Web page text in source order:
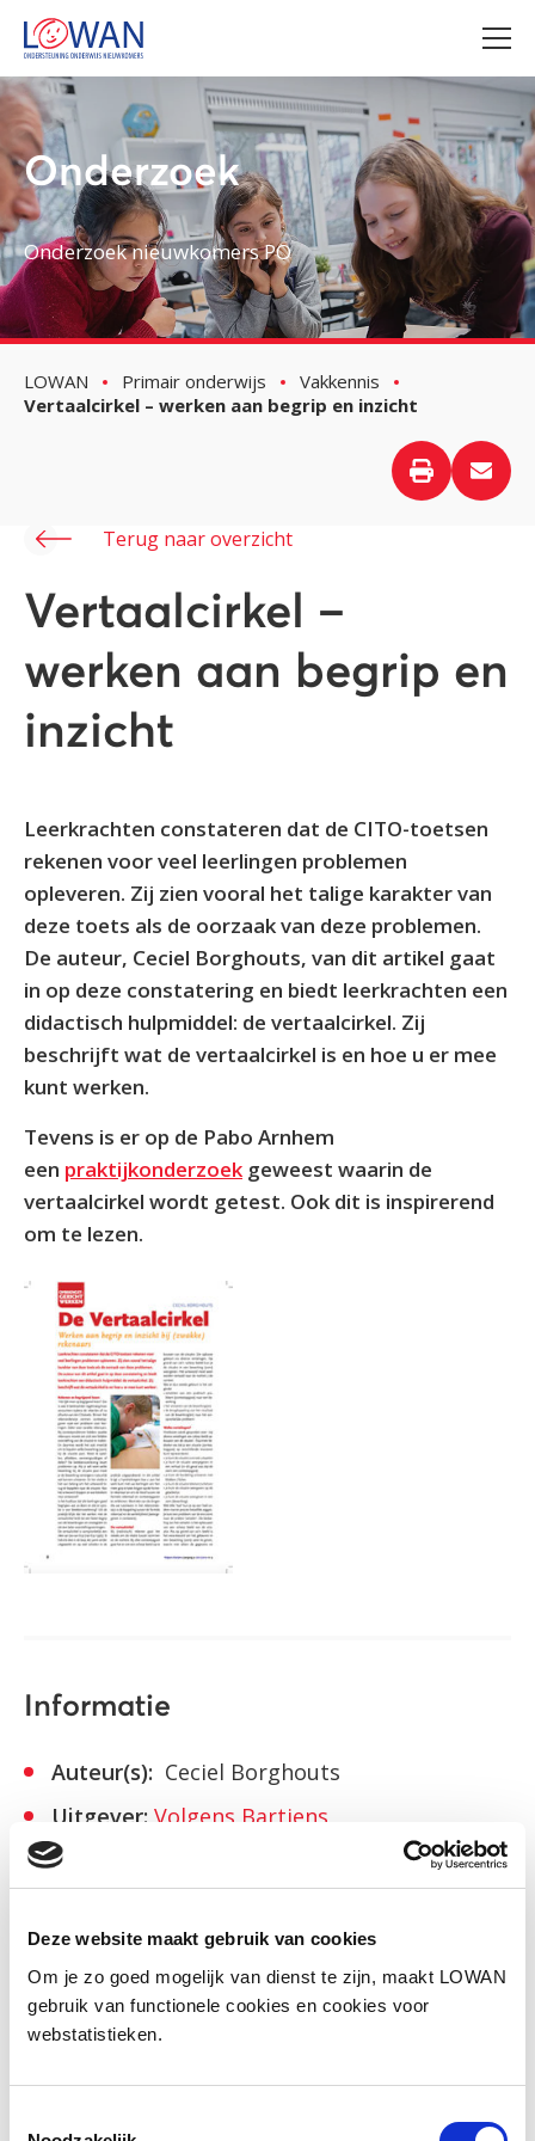
Deze website maakt gebruik van cookies
Om je zo goed mogelijk van dienst te zijn, maakt LOWAN
gebruik van functionele cookies en cookies voor
webstatistieken.
Onderzoek
Onderzoek nieuwkomers PO
LOWAN Primair onderwijs
Vakkennis
Vertaalcirkel – werken aan begrip en inzicht
Terug naar overzicht
Vertaalcirkel –
werken aan begrip en
inzicht
Leerkrachten constateren dat de CITO-toetsen
rekenen voor veel leerlingen problemen
opleveren. Zij zien vooral het talige karakter van
deze toets als de oorzaak van deze problemen.
De auteur, Ceciel Borghouts, van dit artikel gaat
in op deze constatering en biedt leerkrachten een
didactisch hulpmiddel: de vertaalcirkel. Zij
beschrijft wat de vertaalcirkel is en hoe u er mee
kunt werken.
Tevens is er op de Pabo Arnhem
een praktijkonderzoek geweest waarin de
vertaalcirkel wordt getest. Ook dit is inspirerend
om te lezen.
Informatie
Auteur(s): Ceciel Borghouts
Uitgever: Volgens Bartjens
Jaar van uitgave:
Download